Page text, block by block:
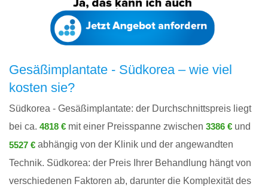
Gesäßimplantate - Südkorea – wie viel
kosten sie?
Südkorea - Gesäßimplantate: der Durchschnittspreis liegt
bei ca. 4818 € mit einer Preisspanne zwischen 3386 € und
5527 € abhängig von der Klinik und der angewandten
Technik. Südkorea: der Preis Ihrer Behandlung hängt von
verschiedenen Faktoren ab, darunter die Komplexität des